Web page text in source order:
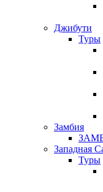
Джибути
Туры
Замбия
Западная
Туры